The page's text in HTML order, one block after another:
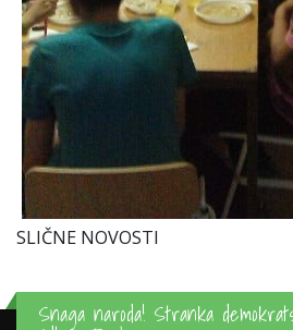
SLIČNE NOVOSTI
Snaga naroda! Stranka